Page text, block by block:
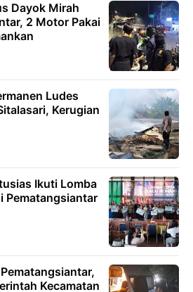
Dayok Mirah
2 Motor Pakai
Ludes
Kerugian
Ikuti Lomba
Pematangsiantar
Kecamatan